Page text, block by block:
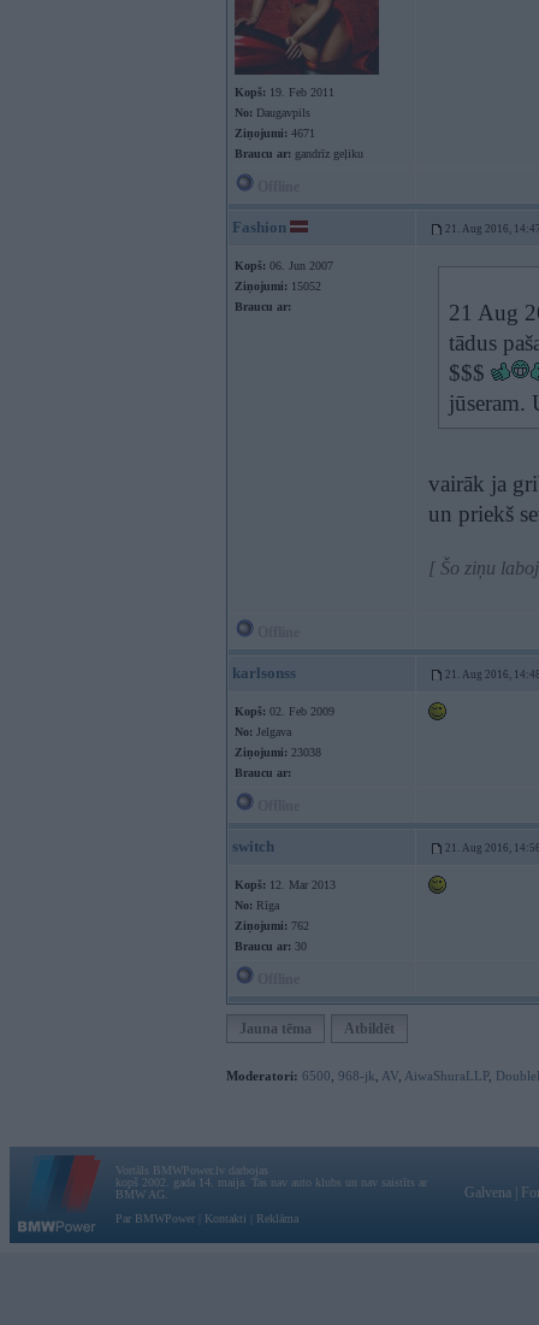
Kopš: 19. Feb 2011
No: Daugavpils
Ziņojumi: 4671
Braucu ar: gandrīz geļiku
Fashion 21. Aug 2016,
Kopš: 06. Jun 2007
Ziņojumi: 15052
Braucu ar:
21 Aug
tādus
$$$
jūseram.
vairāk ja
un priekš
[ Šo ziņu
karlsonss 21. Aug 2016,
Kopš: 02. Feb 2009
No: Jelgava
Ziņojumi: 23038
Braucu ar:
switch 21. Aug 2016,
Kopš: 12. Mar 2013
No: Rīga
Ziņojumi: 762
Braucu ar: 30
Jauna tēma Atbildēt
Moderatori: 6500 968-jk AV AiwaShuraLLP,
Vortāls BMWPower.lv darbojas
kopš 2002. gada 14. maija. Tas nav auto klubs un nav saistīts ar
BMW AG.
Par BMWPower
Kontakti Reklāma
Galvena